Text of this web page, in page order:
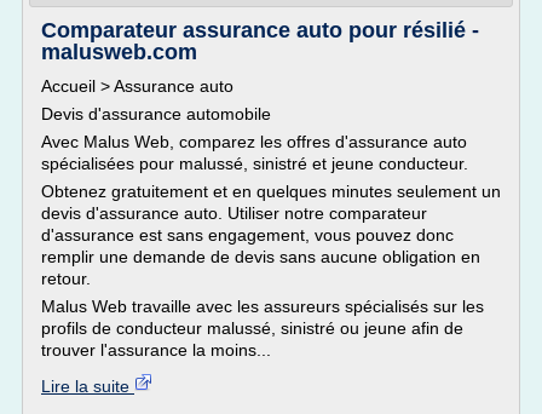
Comparateur assurance auto pour résilié -
malusweb.com
Accueil > Assurance auto
Devis d'assurance automobile
Avec Malus Web, comparez les offres d'assurance auto
spécialisées pour malussé, sinistré et jeune conducteur.
Obtenez gratuitement et en quelques minutes seulement un
devis d'assurance auto. Utiliser notre comparateur
d'assurance est sans engagement, vous pouvez donc
remplir une demande de devis sans aucune obligation en
retour.
Malus Web travaille avec les assureurs spécialisés sur les
profils de conducteur malussé, sinistré ou jeune afin de
trouver l'assurance la moins...
Lire la suite